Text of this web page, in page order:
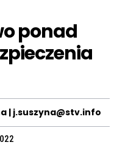
ponad
| j.suszyna@stv.info